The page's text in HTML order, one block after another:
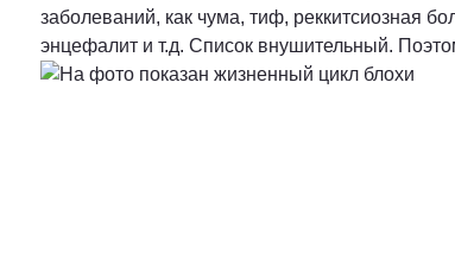
заболеваний, как чума, тиф, реккитсиозная
энцефалит и т.д. Список внушительный.